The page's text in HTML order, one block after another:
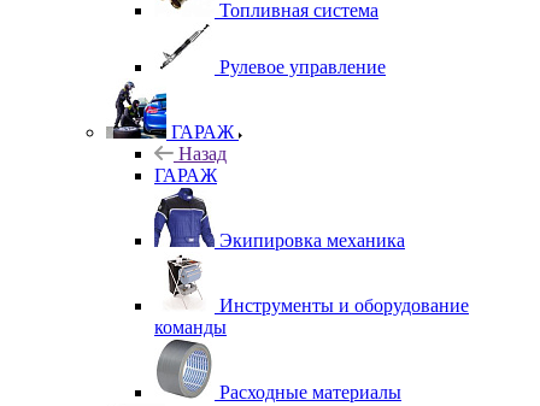
Топливная система
Рулевое управление
ГАРАЖ
Назад
ГАРАЖ
Экипировка механика
Инструменты и оборудование
команды
Расходные материалы